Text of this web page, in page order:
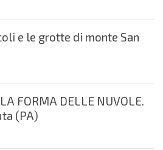
e le grotte di monte San
FORMA DELLE NUVOLE.
(PA)